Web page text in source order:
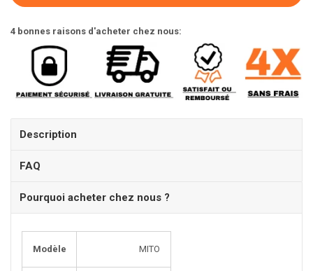
4 bonnes raisons d'acheter chez nous:
Description
FAQ
Pourquoi acheter chez nous ?
Modèle MITO